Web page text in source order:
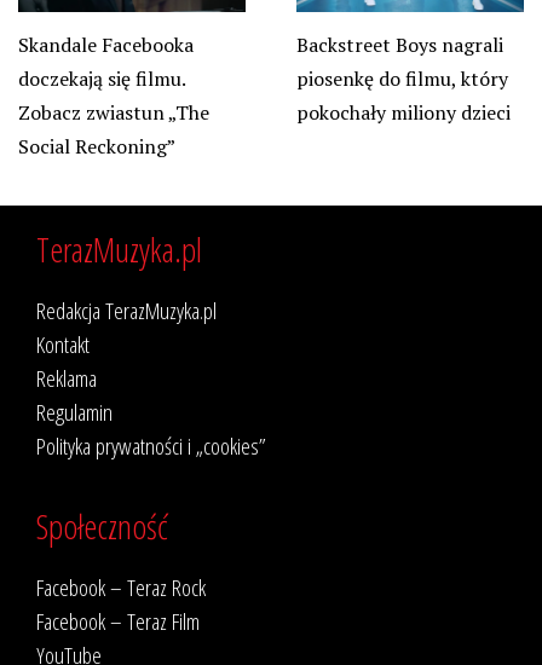
Skandale Facebooka
doczekają się filmu.
Zobacz zwiastun „The
Social Reckoning”
Backstreet Boys nagrali
piosenkę do filmu, który
pokochały miliony dzieci
TerazMuzyka.pl
Redakcja TerazMuzyka.pl
Kontakt
Reklama
Regulamin
Polityka prywatności i „cookies”
Społeczność
Facebook – Teraz Rock
Facebook – Teraz Film
YouTube